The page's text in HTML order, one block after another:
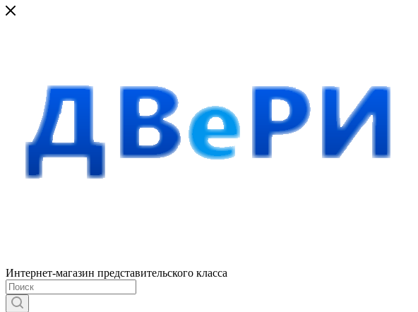
Интернет-магазин представительского класса